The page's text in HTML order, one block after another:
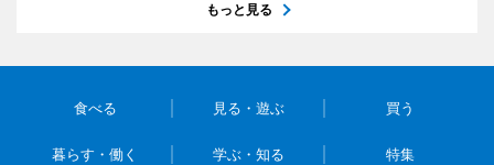
もっと見る
食べる 見る・遊ぶ 買う
暮らす・働く 学ぶ・知る 特集